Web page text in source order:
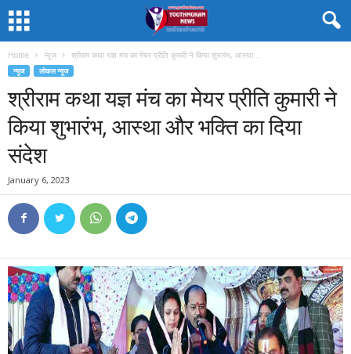
Home न्यूज श्रीराम कथा यज्ञ मंच का मेयर प्रीति कुमारी ने किया शुभारंभ, आस्था...
न्यूज लोकल न्यूज
श्रीराम कथा यज्ञ मंच का मेयर प्रीति कुमारी ने
किया शुभारंभ, आस्था और भक्ति का दिया
संदेश
January 6, 2023